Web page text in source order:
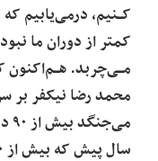
کـنیم، درمی‌یابیم‌
کمتر از دوران ما
مـی‌چربد. هـم‌اکنون
محمد رضا نیکفر بر